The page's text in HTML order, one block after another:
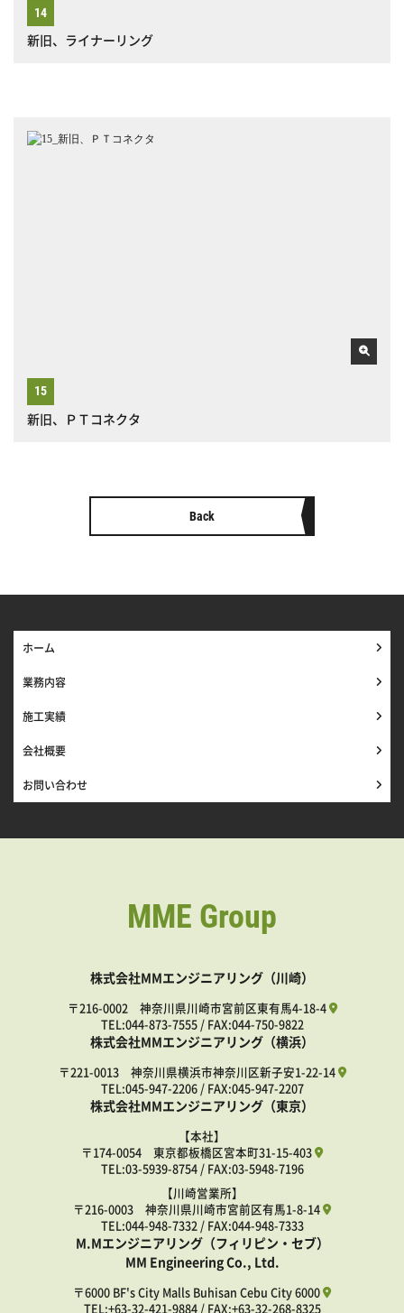
新旧、ライナーリング
新旧、ＰＴコネクタ
Back
ホーム
業務内容
施工実績
会社概要
お問い合わせ
MME Group
株式会社MMエンジニアリング（川崎）
〒216-0002 神奈川県川崎市宮前区東有馬4-18-4
TEL:044-873-7555/ FAX:044-750-9822
株式会社MMエンジニアリング（横浜）
〒221-0013 神奈川県横浜市神奈川区新子安1-22-14
TEL:045-947-2206/ FAX:045-947-2207
株式会社MMエンジニアリング（東京）
【本社】
〒174-0054 東京都板橋区宮本町31-15-403
TEL:03-5939-8754/ FAX:03-5948-7196
【川崎営業所】
〒216-0003 神奈川県川崎市宮前区有馬1-8-14
TEL:044-948-7332/ FAX:044-948-7333
M.Mエンジニアリング（フィリピン・セブ）
MM Engineering Co., Ltd.
〒6000 BF's City Malls Buhisan Cebu City 6000
TEL:+63-32-421-9884 / FAX:+63-32-268-8325